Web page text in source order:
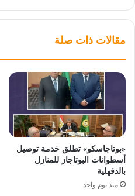
مقالات ذات صلة
«بوتاجاسكو» تطلق خدمة توصيل
أسطوانات البوتاجاز للمنازل
بالدقهلية
منذ يوم واحد